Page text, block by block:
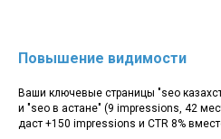
Повышение видимости
Ваши ключевые страницы "seo
и "seo в астане" (9 impressions, 42
даст +150 impressions и CTR 8%